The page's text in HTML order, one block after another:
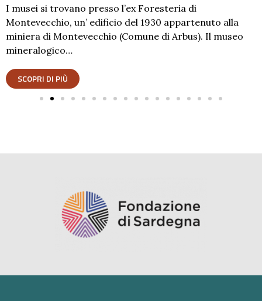
I musei si trovano presso l’ex Foresteria di
Montevecchio, un’ edificio del 1930 appartenuto alla
miniera di Montevecchio (Comune di Arbus). Il museo
mineralogico…
SCOPRI DI PIÙ